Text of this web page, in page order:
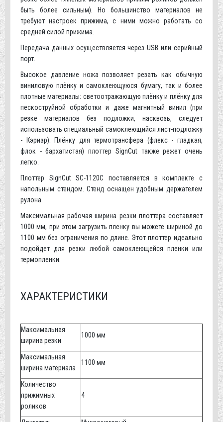
быть более сильным). Но большинство материалов не
требуют настроек прижима, с ними можно работать со
средней силой прижима.
Передача данных осуществляется через USB или серийный
порт.
Высокое давление ножа позволяет резать как обычную
виниловую плёнку и самоклеющуюся бумагу, так и более
плотные материалы: светоотражающую плёнку и плёнку для
пескоструйной обработки и даже магнитный винил (при
резке материалов без подложки, насквозь, следует
использовать специальный самоклеющийся лист-подложку
- Кэриэр). Плёнку для термотрансфера (флекс - гладкая,
флок - бархатистая) плоттер SignCut также режет очень
легко.
Плоттер SignCut SC-1120C поставляется в комплекте с
напольным стендом. Стенд оснащен удобным держателем
рулона.
Максимальная рабочая ширина резки плоттера составляет
1000 мм, при этом загрузить пленку вы можете шириной до
1100 мм без ограничения по длине. Этот плоттер идеально
подойдет для резки любой самоклеющейся пленки или
термопленки.
ХАРАКТЕРИСТИКИ
Максимальная
ширина резки
1000 мм
Максимальная
ширина материала
1100 мм
Количество
прижимных
роликов
4